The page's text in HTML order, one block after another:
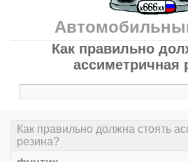
Как правильно
ассиметричная
Как правильно должна стоять
резина?